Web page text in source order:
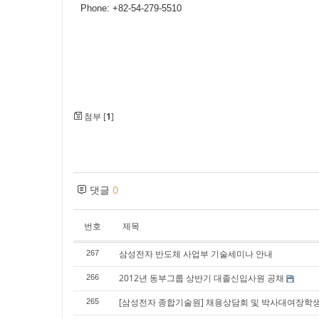
Phone: +82-54-279-5510
첨부 [1]
댓글 0
번호 제목
267 삼성전자 반도체 사업부 기술세미나 안내
266 2012년 동부그룹 상반기 대졸신입사원 공채
265 [삼성전자 종합기술원] 채용상담회 및 박사대여장학